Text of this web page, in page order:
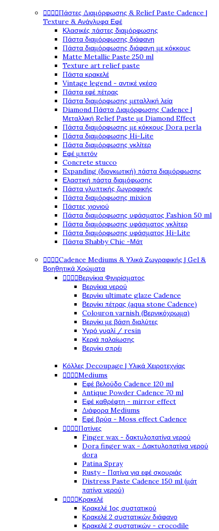
Πάστες Διαμόρφωσης & Relief Paste Cadence |
Texture & Ανάγλυφα Εφέ
Κλασικές πάστες διαμόρφωσης
Πάστα διαμόρφωσης διάφανη
Πάστα διαμόρφωσης διάφανη με κόκκους
Matte Metallic Paste 250 ml
Texture art relief paste
Πάστα κρακελέ
Vintage legend - αντικέ γκέσο
Πάστα εφέ πέτρας
Πάστα διαμόρφωσης μεταλλική λεία
Diamond Πάστα Διαμόρφωσης Cadence |
Μεταλλική Relief Paste με Diamond Effect
Πάστα διαμόρφωσης με κόκκους Dora perla
Πάστα διαμόρφωσης Hi-Lite
Πάστα διαμόρφωσης γκλίτερ
Εφέ μπετόν
Concrete stucco
Expanding (διογκωτική) πάστα διαμόρφωσης
Ελαστική πάστα διαμόφωσης
Πάστα γλυπτικής ζωγραφικής
Πάστα διαμόρφωσης mixion
Πάστες χιονιού
Πάστα διαμόρφωσης υφάσματος Fashion 50 ml
Πάστα διαμόρφωσης υφάσματος γκλίτερ
Πάστα διαμόρφωσης υφάσματος Hi-Lite
Πάστα Shabby Chic -Μάτ
Cadence Mediums & Υλικά Ζωγραφικής | Gel &
Βοηθητικά Χρώματα
Βερνίκια Φινιρίσματος
Βερνίκια νερού
Βερνίκι ultimate glaze Cadence
Βερνίκι πέτρας (aqua stone Cadence)
Colouron varnish (Βερνικόχρωμα)
Βερνίκι με βάση διαλύτες
Υγρό γυαλί / resin
Κεριά παλαίωσης
Βερνίκι σπρέι
Κόλλες Decoupage | Υλικά Χειροτεχνίας
Mediums
Εφέ βελούδο Cadence 120 ml
Antique Powder Cadence 70 ml
Εφέ καθρέφτη - mirror effect
Διάφορα Mediums
Εφέ βρύα - Moss effect Cadence
Πατίνες
Finger wax - δακτυλοπατίνα νερού
Dora finger wax - Δακτυλοπατίνα νερού
dora
Patina Spray
Rusty - Πατίνα για εφέ σκουριάς
Distress Paste Cadence 150 ml (μάτ
πατίνα νερού)
Κρακελέ
Κρακελέ 1ος συστατικού
Κρακελέ 2 συστατικών διάφανο
Κρακελέ 2 συστατικών - crocodile